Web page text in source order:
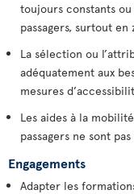
toujours constants
passagers, surtout
La sélection ou
adéquatement aux
mesures
Les aides à la
passagers ne sont
Engagements
Adapter les